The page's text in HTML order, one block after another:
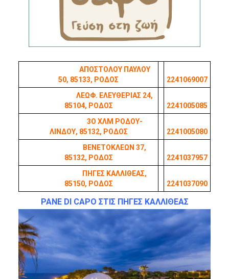
ΑΠΟΣΤΟΛΟΥ ΠΑΥΛΟΥ
50, 85133, ΡΟΔΟΣ
2241069007
ΛΕΩΦ. ΕΛΕΥΘΕΡΙΑΣ 24,
85104, ΡΟΔΟΣ
2241005085
3Ο ΧΛΜ ΡΟΔΟΥ-
ΛΙΝΔΟΥ, 85132, ΡΟΔΟΣ
2241005080
ΒΕΝΕΤΟΚΛΕΩΝ 37,
85132, ΡΟΔΟΣ
2241037957
ΠΗΓΕΣ ΚΑΛΛΙΘΕΑΣ,
85150, ΡΟΔΟΣ
2241037090
PANE DI CAPO ΣΤΙΣ ΠΗΓΕΣ ΚΑΛΛΙΘΕΑΣ